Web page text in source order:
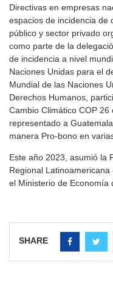
Directivas en empresas
espacios de incidencia de
público y sector privado
como parte de la
de incidencia a nivel
Naciones Unidas para el
Mundial de las Naciones
Derechos Humanos,
Cambio Climático COP
representado a
manera Pro-bono en
Este año 2023, asumió la
Regional
el Ministerio de Economía
SHARE